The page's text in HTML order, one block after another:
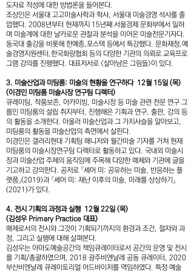
도자료 작성에 대한 방법론을 들어본다.
조상인은 서울대 고고미술사학과 학사, 서울대 미술경영 석사를 졸
업했다. 2008년부터 현재까지 15년째 서울경제 문화부에서 일하
며 미술계에 대한 날카로운 관찰과 분석을 이어온 미술전문기자다.
동국대 출강을 비롯해 한예종,포스텍 등에서 특강했다. 문화재청,예
술경영지원센터,한국화랑협회 등의 다양한 기관의 의뢰로 교육프로
그램 강의를 진행했다. 대표저서로 <살아남은 그림들>이 있다.
3. 미술산업과 미팅룸: 미술의 현황을 연구하다 12월 15일 (목)
(이경민 미팅룸 미술시장 연구팀 디렉터)
큐레이팅, 작품보존, 아카이빙, 미술시장 등 미술 관련 전문 연구 그
룹인 미팅룸의 설립 취지부터, 진행해온 기획과 연구, 출판, 강의 등
의 활동을 소개한다. 아울러 미술산업과 그 가치사슬을 알아보고,
미팅룸의 활동을 미술산업의 측면에서 살핀다.
이경민은 갤러리현대 기획팀 매니저와 월간미술 기자를 거쳐 현재
미팅룸의 미술시장연구팀 디렉터로 활동하고 있다. 국내외 미술시
장과 미술산업 주체의 움직임에 주목해 다양한 매체와 기관에 글을
기고하고 강의한다. 공저로 『셰어 미: 공유하는 미술, 반응하는 플
랫폼』(2019)과 『셰어 미: 재난 이후의 미술, 미래를 상상하기』
(2021)가 있다.
4. 전시 기획의 과정과 실행 12월 22일 (목)
(김성우 Primary Practice 대표)
매체로서의 전시와 그것이 기획되기까지의 환경과 조건, 절차와 과
정, 그리고 실행에 대해 살펴본다.
김성우는 아마도예술공간의 책임큐레이터로서 공간의 운영 및 전시
를 기획/총괄하였으며, 2018 광주비엔날레 공동 큐레이터, 2020
부산비엔날레 큐레이토리얼 어드바이저를 역임하였다. 특정 예술